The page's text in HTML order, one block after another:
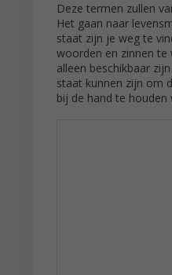
Deze termen zullen
Het gaan naar
staat zijn je weg te
woorden en zinnen
alleen beschikbaar
staat kunnen zijn om
bij de hand te